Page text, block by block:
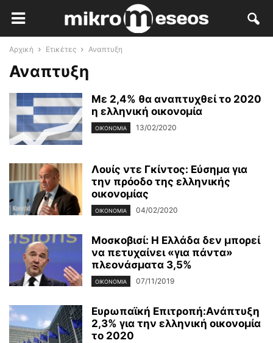
Αρχική Ετικέτες Αναπτυξη
Αναπτυξη
Με 2,4% θα αναπτυχθεί το 2020
η ελληνική οικονομία
ΟΙΚΟΝΟΜΊΑ 13/02/2020
Λουίς ντε Γκίντος: Εύσημα για
την πρόοδο της ελληνικής
οικονομίας
ΟΙΚΟΝΟΜΊΑ 04/02/2020
Μοσκοβισί: Η Ελλάδα δεν μπορεί
να πετυχαίνει «για πάντα»
πλεονάσματα 3,5%
ΟΙΚΟΝΟΜΊΑ 07/11/2019
Ευρωπαϊκή Επιτροπή:Ανάπτυξη
2,3% για την ελληνική οικονομία
το 2020